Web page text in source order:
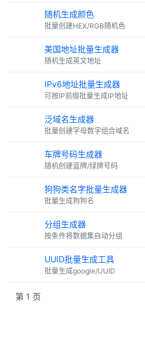
随机生成颜色
批量创建HEX/RGB随机色
美国地址批量生成器
随机生成英文地址
IPv6地址批量生成器
可按IP前缀批量生成IP地址
泛域名生成器
批量创建字母数字组合域名
车牌号码生成器
随机创建蓝牌/绿牌号码
狗狗类名字批量生成器
批量生成狗狗名
分组生成器
按条件将数据集自动分组
UUID批量生成工具
批量生成google/UUID
第 1 页